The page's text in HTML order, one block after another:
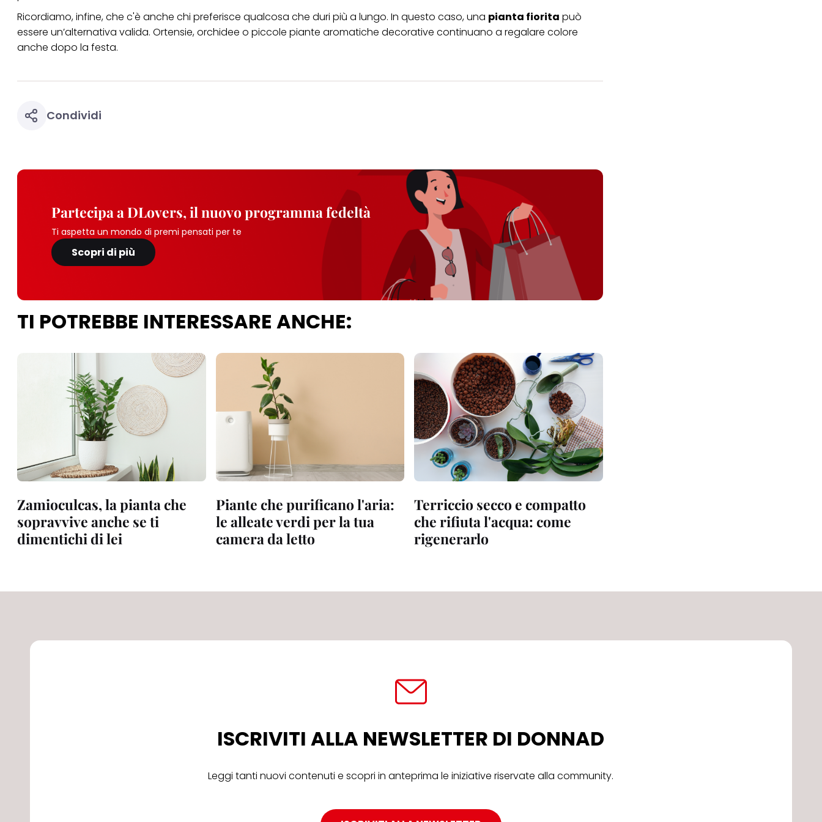
Ricordiamo, infine, che c'è anche chi preferisce qualcosa che duri più a lungo. In questo caso, una pianta fiorita può
essere un’alternativa valida. Ortensie, orchidee o piccole piante aromatiche decorative continuano a regalare colore
anche dopo la festa.
Condividi
Partecipa a DLovers, il nuovo programma fedeltà
Ti aspetta un mondo di premi pensati per te
Scopri di più
TI POTREBBE INTERESSARE ANCHE:
Zamioculcas, la pianta che
sopravvive anche se ti
dimentichi di lei
Piante che purificano l'aria:
le alleate verdi per la tua
camera da letto
Terriccio secco e compatto
che rifiuta l'acqua: come
rigenerarlo
ISCRIVITI ALLA NEWSLETTER DI DONNAD
Leggi tanti nuovi contenuti e scopri in anteprima le iniziative riservate alla community.